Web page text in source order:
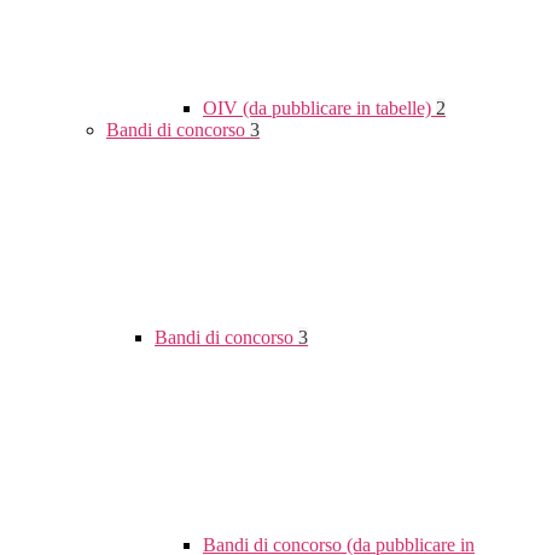
OIV (da pubblicare in tabelle) 2
Bandi di concorso 3
Bandi di concorso 3
Bandi di concorso (da pubblicare in